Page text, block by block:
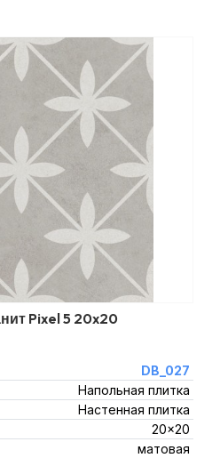
Pixel 5 20x20
DB_027
Напольная плитка
Настенная плитка
20x20
матовая